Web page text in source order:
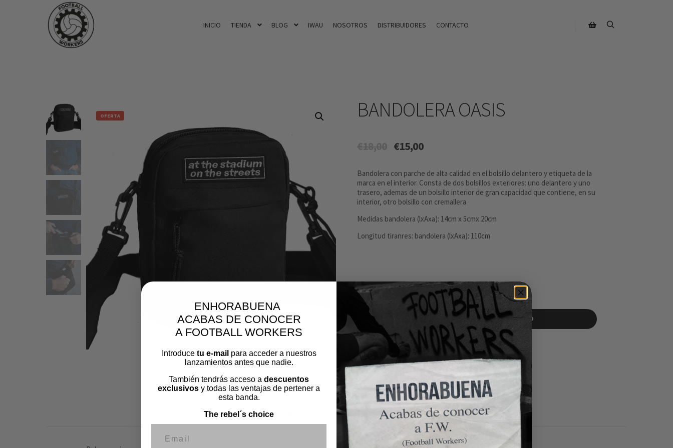
INICIO TIENDA BLOG IWAU NOSOTROS DISTRIBUIDORES CONTACTO
OFERTA BANDOLERA OASIS
€18,00 €15,00
Bandolera con parche de alta calidad en el bolsillo delantero y etiqueta de la
marca en el interior. Consta de dos bolsillos exteriores: uno delantero y uno
trasero, ademas de un bolsillo interior de gran capacidad que contiene, en su
interior, otro bolsillo con cremallera
Medidas bandolera (lxAxa): 14cm x 5cmx 20cm
Longitud tiranres: bandolera (lxAxa): 110cm
AÑADIR AL CARRITO
Categoría: Complementos
Descripción Información adicional
ENHORABUENA
ACABAS DE CONOCER
A FOOTBALL WORKERS
Introduce tu e-mail para acceder a nuestros
lanzamientos antes que nadie.
También tendrás acceso a descuentos
exclusivos y todas las ventajas de pertener a
esta banda.
The rebel´s choice